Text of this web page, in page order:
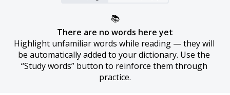
📚
There are no words here yet
Highlight unfamiliar words while reading — they will
be automatically added to your dictionary. Use the
“Study words” button to reinforce them through
practice.